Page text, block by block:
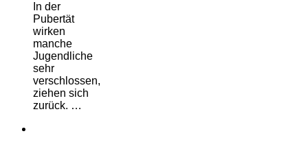
In der
Pubertät
wirken
manche
Jugendliche
sehr
verschlossen,
ziehen sich
zurück. …